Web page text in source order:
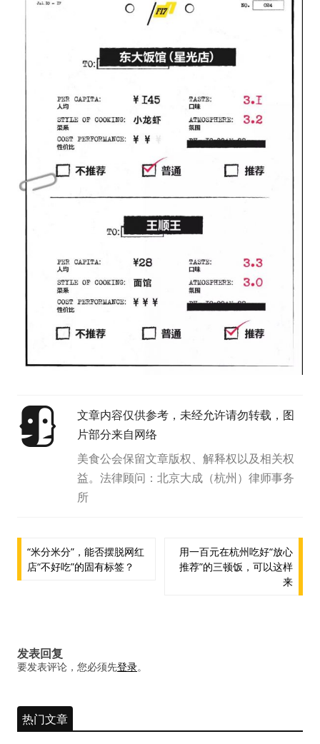
文章内容仅供参考，未经允许请勿转载，图
片部分来自网络
美食公会保留文章版权、解释权以及相关权
益。法律顾问：北京大成（杭州）律师事务
所
“米分米分”，能否摆脱网红
店“不好吃”的固有标签？
用一百元在杭州吃好“放心
推荐”的三顿饭，可以这样
来
发表回复
要发表评论，您必须先登录。
热门文章